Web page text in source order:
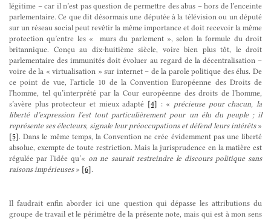
légitime – car il n’est pas question de permettre des abus – hors de l’enceinte
parlementaire. Ce que dit désormais une députée à la télévision ou un député
sur un réseau social peut revêtir la même importance et doit recevoir la même
protection qu’entre les « murs du parlement », selon la formule du droit
britannique. Conçu au dix-huitième siècle, voire bien plus tôt, le droit
parlementaire des immunités doit évoluer au regard de la décentralisation –
voire de la « virtualisation » sur internet – de la parole politique des élus. De
ce point de vue, l’article 10 de la Convention Européenne des Droits de
l’homme, tel qu’interprété par la Cour européenne des droits de l’homme,
s’avère plus protecteur et mieux adapté [4] : « précieuse pour chacun, la
liberté d’expression l’est tout particulièrement pour un élu du peuple ; il
représente ses électeurs, signale leur préoccupations et défend leurs intérêts »
[5]. Dans le même temps, la Convention ne crée évidemment pas une liberté
absolue, exempte de toute restriction. Mais la jurisprudence en la matière est
régulée par l’idée qu’« on ne saurait restreindre le discours politique sans
raisons impérieuses» [6].
Il faudrait enfin aborder ici une question qui dépasse les attributions du
groupe de travail et le périmètre de la présente note, mais qui est à mon sens